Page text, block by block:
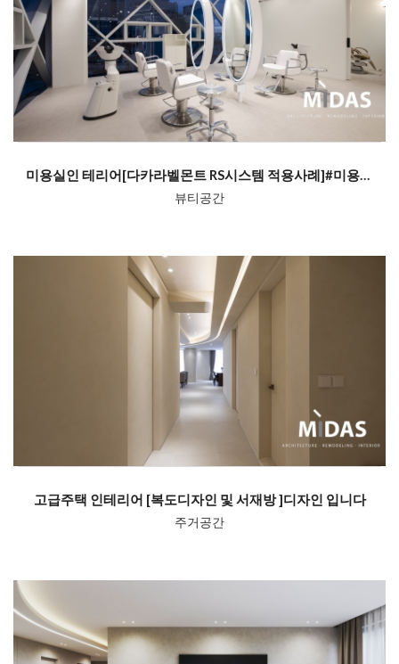
미용실인 테리어[다카라벨몬트 RS시스템 적용사례]#미용실 인테리어
뷰티공간
고급주택 인테리어 [복도디자인 및 서재방 ]디자인 입니다
주거공간